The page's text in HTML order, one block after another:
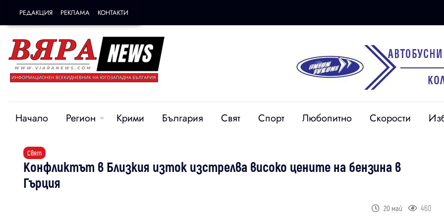
РЕДАКЦИЯ РЕКЛАМА КОНТАКТИ
Начало Регион Крими България Свят Спорт Любопитно Скорости
Свят
Конфликтът в Близкия изток изстрелва високо цените на бензина в
Гърция
20 май 460